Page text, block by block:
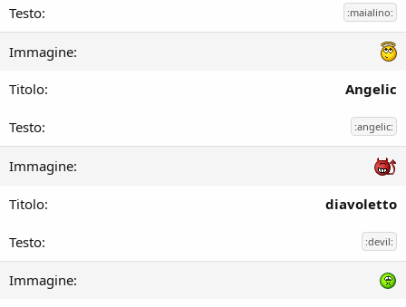
:maialino:
Angelic
:angelic:
diavoletto
:devil: